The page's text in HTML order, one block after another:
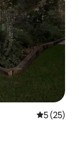
평점 5점
5 (25)